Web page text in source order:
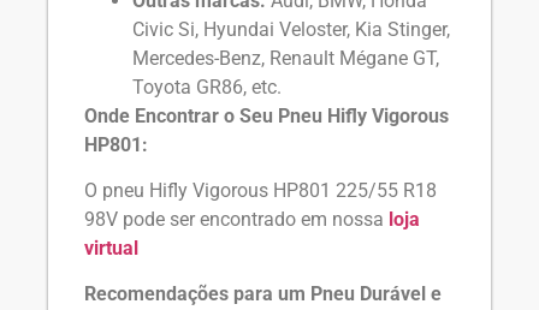
Civic Si, Hyundai Veloster, Kia Stinger,
Mercedes-Benz, Renault Mégane GT,
Toyota GR86, etc.
Onde Encontrar o Seu Pneu Hifly Vigorous
HP801:
O pneu Hifly Vigorous HP801 225/55 R18
98V pode ser encontrado em nossa loja
virtual
Recomendações para um Pneu Durável e